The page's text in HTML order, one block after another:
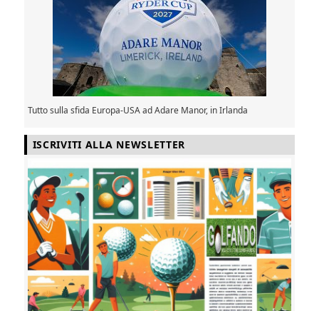
Tutto sulla sfida Europa-USA ad Adare Manor, in Irlanda
ISCRIVITI ALLA NEWSLETTER